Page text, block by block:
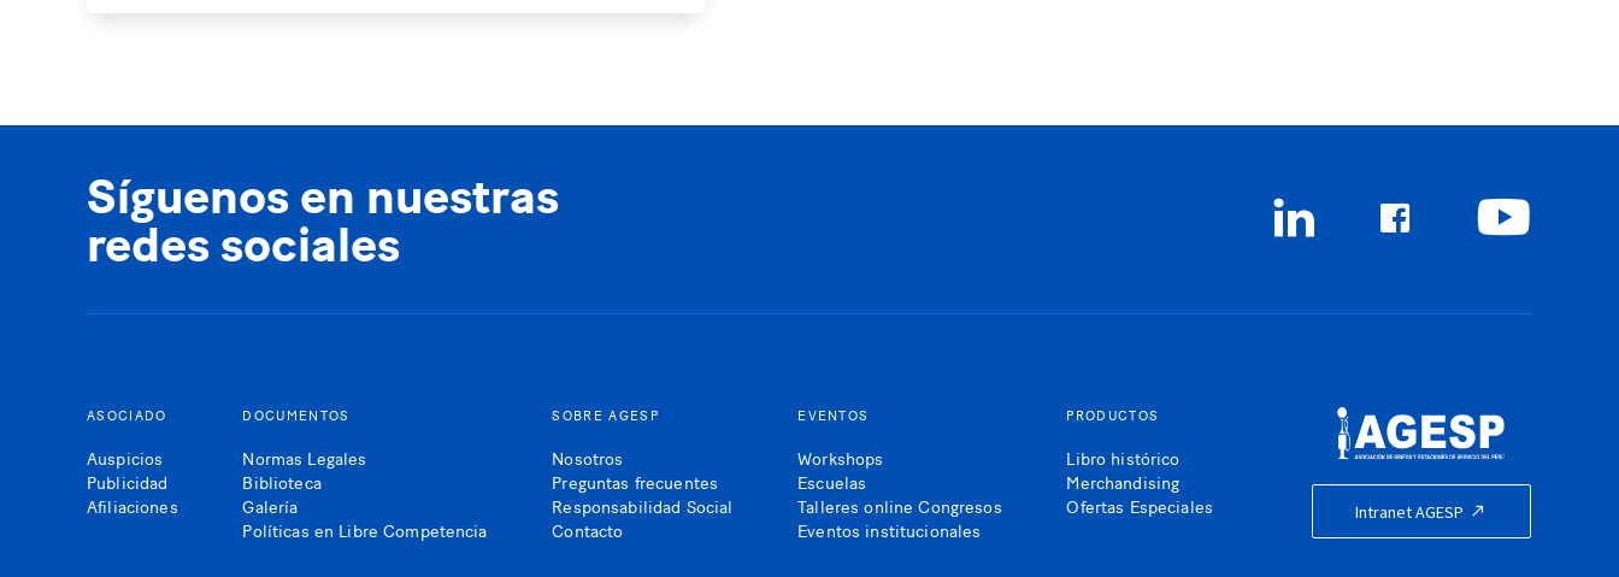
Síguenos en nuestras
redes sociales
ASOCIADO
Auspicios
Publicidad
Afiliaciones
DOCUMENTOS
Normas Legales
Biblioteca
Galería
Políticas en Libre Competencia
SOBRE AGESP
Nosotros
Preguntas frecuentes
Responsabilidad Social
Contacto
EVENTOS
Workshops
Escuelas
Talleres online Congresos
Eventos institucionales
PRODUCTOS
Libro histórico
Merchandising
Ofertas Especiales
Intranet AGESP